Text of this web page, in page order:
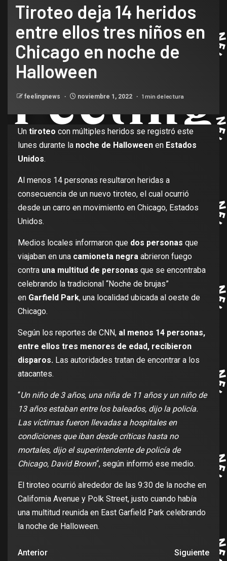
Tiroteo deja 14 heridos
entre ellos tres niños en
Chicago en noche de
Halloween
feelingnews noviembre 1, 2022 1 min de lectura
Un tiroteo con múltiples heridos se registró este
lunes durante la noche de Halloween en Estados
Unidos.
Al menos 14 personas resultaron heridas a
consecuencia de un nuevo tiroteo, el cual ocurrió
desde un carro en movimiento en Chicago, Estados
Unidos.
Medios locales informaron que dos personas que
viajaban en una camioneta negra abrieron fuego
contra una multitud de personas que se encontraba
celebrando la tradicional “Noche de brujas”
en Garfield Park, una localidad ubicada al oeste de
Chicago.
Según los reportes de CNN, al menos 14 personas,
entre ellos tres menores de edad, recibieron
disparos. Las autoridades tratan de encontrar a los
atacantes.
“Un niño de 3 años, una niña de 11 años y un niño de
13 años estaban entre los baleados, dijo la policía.
Las víctimas fueron llevadas a hospitales en
condiciones que iban desde críticas hasta no
mortales, dijo el superintendente de policía de
Chicago, David Brown“, según informó ese medio.
El tiroteo ocurrió alrededor de las 9:30 de la noche en
California Avenue y Polk Street, justo cuando había
una multitud reunida en East Garfield Park celebrando
la noche de Halloween.
Anterior
Siguiente